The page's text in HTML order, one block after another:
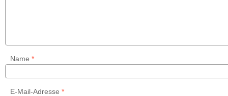
Name *
E-Mail-Adresse *